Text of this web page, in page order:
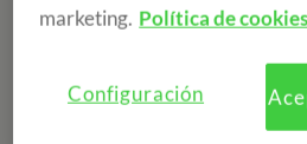
Hoy ha sido nuestra última clase
hemos presentado nuestros
la contaminación. ¡Todos lo
grupo ganador ha recibido un
marketing. Política de cookies
Configuración